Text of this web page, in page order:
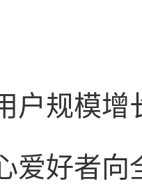
户规模
爱好者向